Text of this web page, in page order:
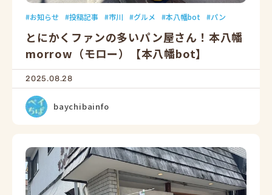
お知らせ 投稿記事 市川 グルメ 本八幡bot パン
とにかくファンの多いパン屋さん！本八幡
morrow（モロー）【本八幡bot】
2025.08.28
baychibainfo